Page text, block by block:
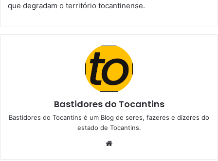
que degradam o território tocantinense.
Bastidores do Tocantins
Bastidores do Tocantins é um Blog de seres, fazeres e dizeres do
estado de Tocantins.